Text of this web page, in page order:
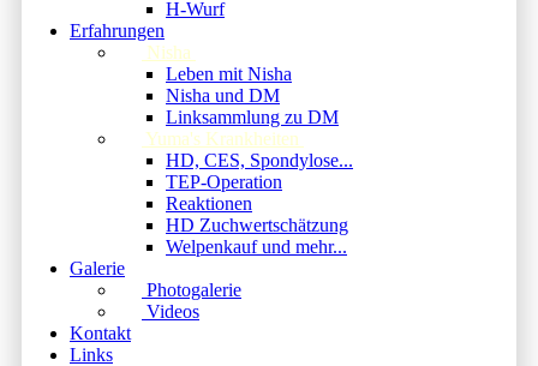
H-Wurf
Erfahrungen
Nisha
Leben mit Nisha
Nisha und DM
Linksammlung zu DM
Yuma's Krankheiten
HD, CES, Spondylose...
TEP-Operation
Reaktionen
HD Zuchwertschätzung
Welpenkauf und mehr...
Galerie
Photogalerie
Videos
Kontakt
Links